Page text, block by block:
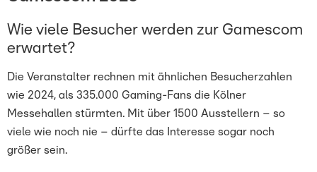
Wie viele Besucher werden zur Gamescom
erwartet?
Die Veranstalter rechnen mit ähnlichen Besucherzahlen
wie 2024, als 335.000 Gaming-Fans die Kölner
Messehallen stürmten. Mit über 1500 Ausstellern – so
viele wie noch nie – dürfte das Interesse sogar noch
größer sein.